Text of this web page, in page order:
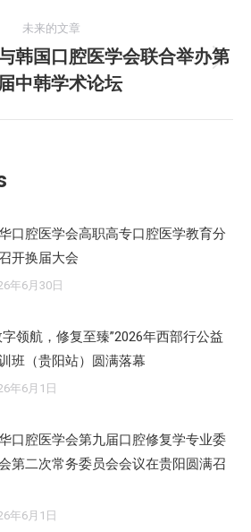
文
章：
未来的文章
未
来
的
韩国口腔医学会联合举办第
中韩学术论坛
口腔医学会高职高专口腔医学教育分
开换届大会
年6月30日
字领航，修复至臻”2026年西部行公益
班（贵阳站）圆满落幕
年6月1日
口腔医学会第九届口腔修复学专业委
第二次常务委员会会议在贵阳圆满召
年6月1日